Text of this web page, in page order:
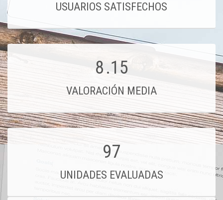
USUARIOS SATISFECHOS
8.15
VALORACIÓN MEDIA
97
UNIDADES EVALUADAS